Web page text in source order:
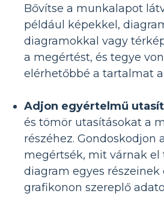
Bővítse a munkalapot
például képekkel,
diagramokkal vagy
a megértést, és tegye
elérhetőbbé a tartalmat
Adjon egyértelmű
és tömör utasításokat a
részéhez. Gondoskodjon
megértsék, mit várnak el
diagram egyes
grafikonon szereplő